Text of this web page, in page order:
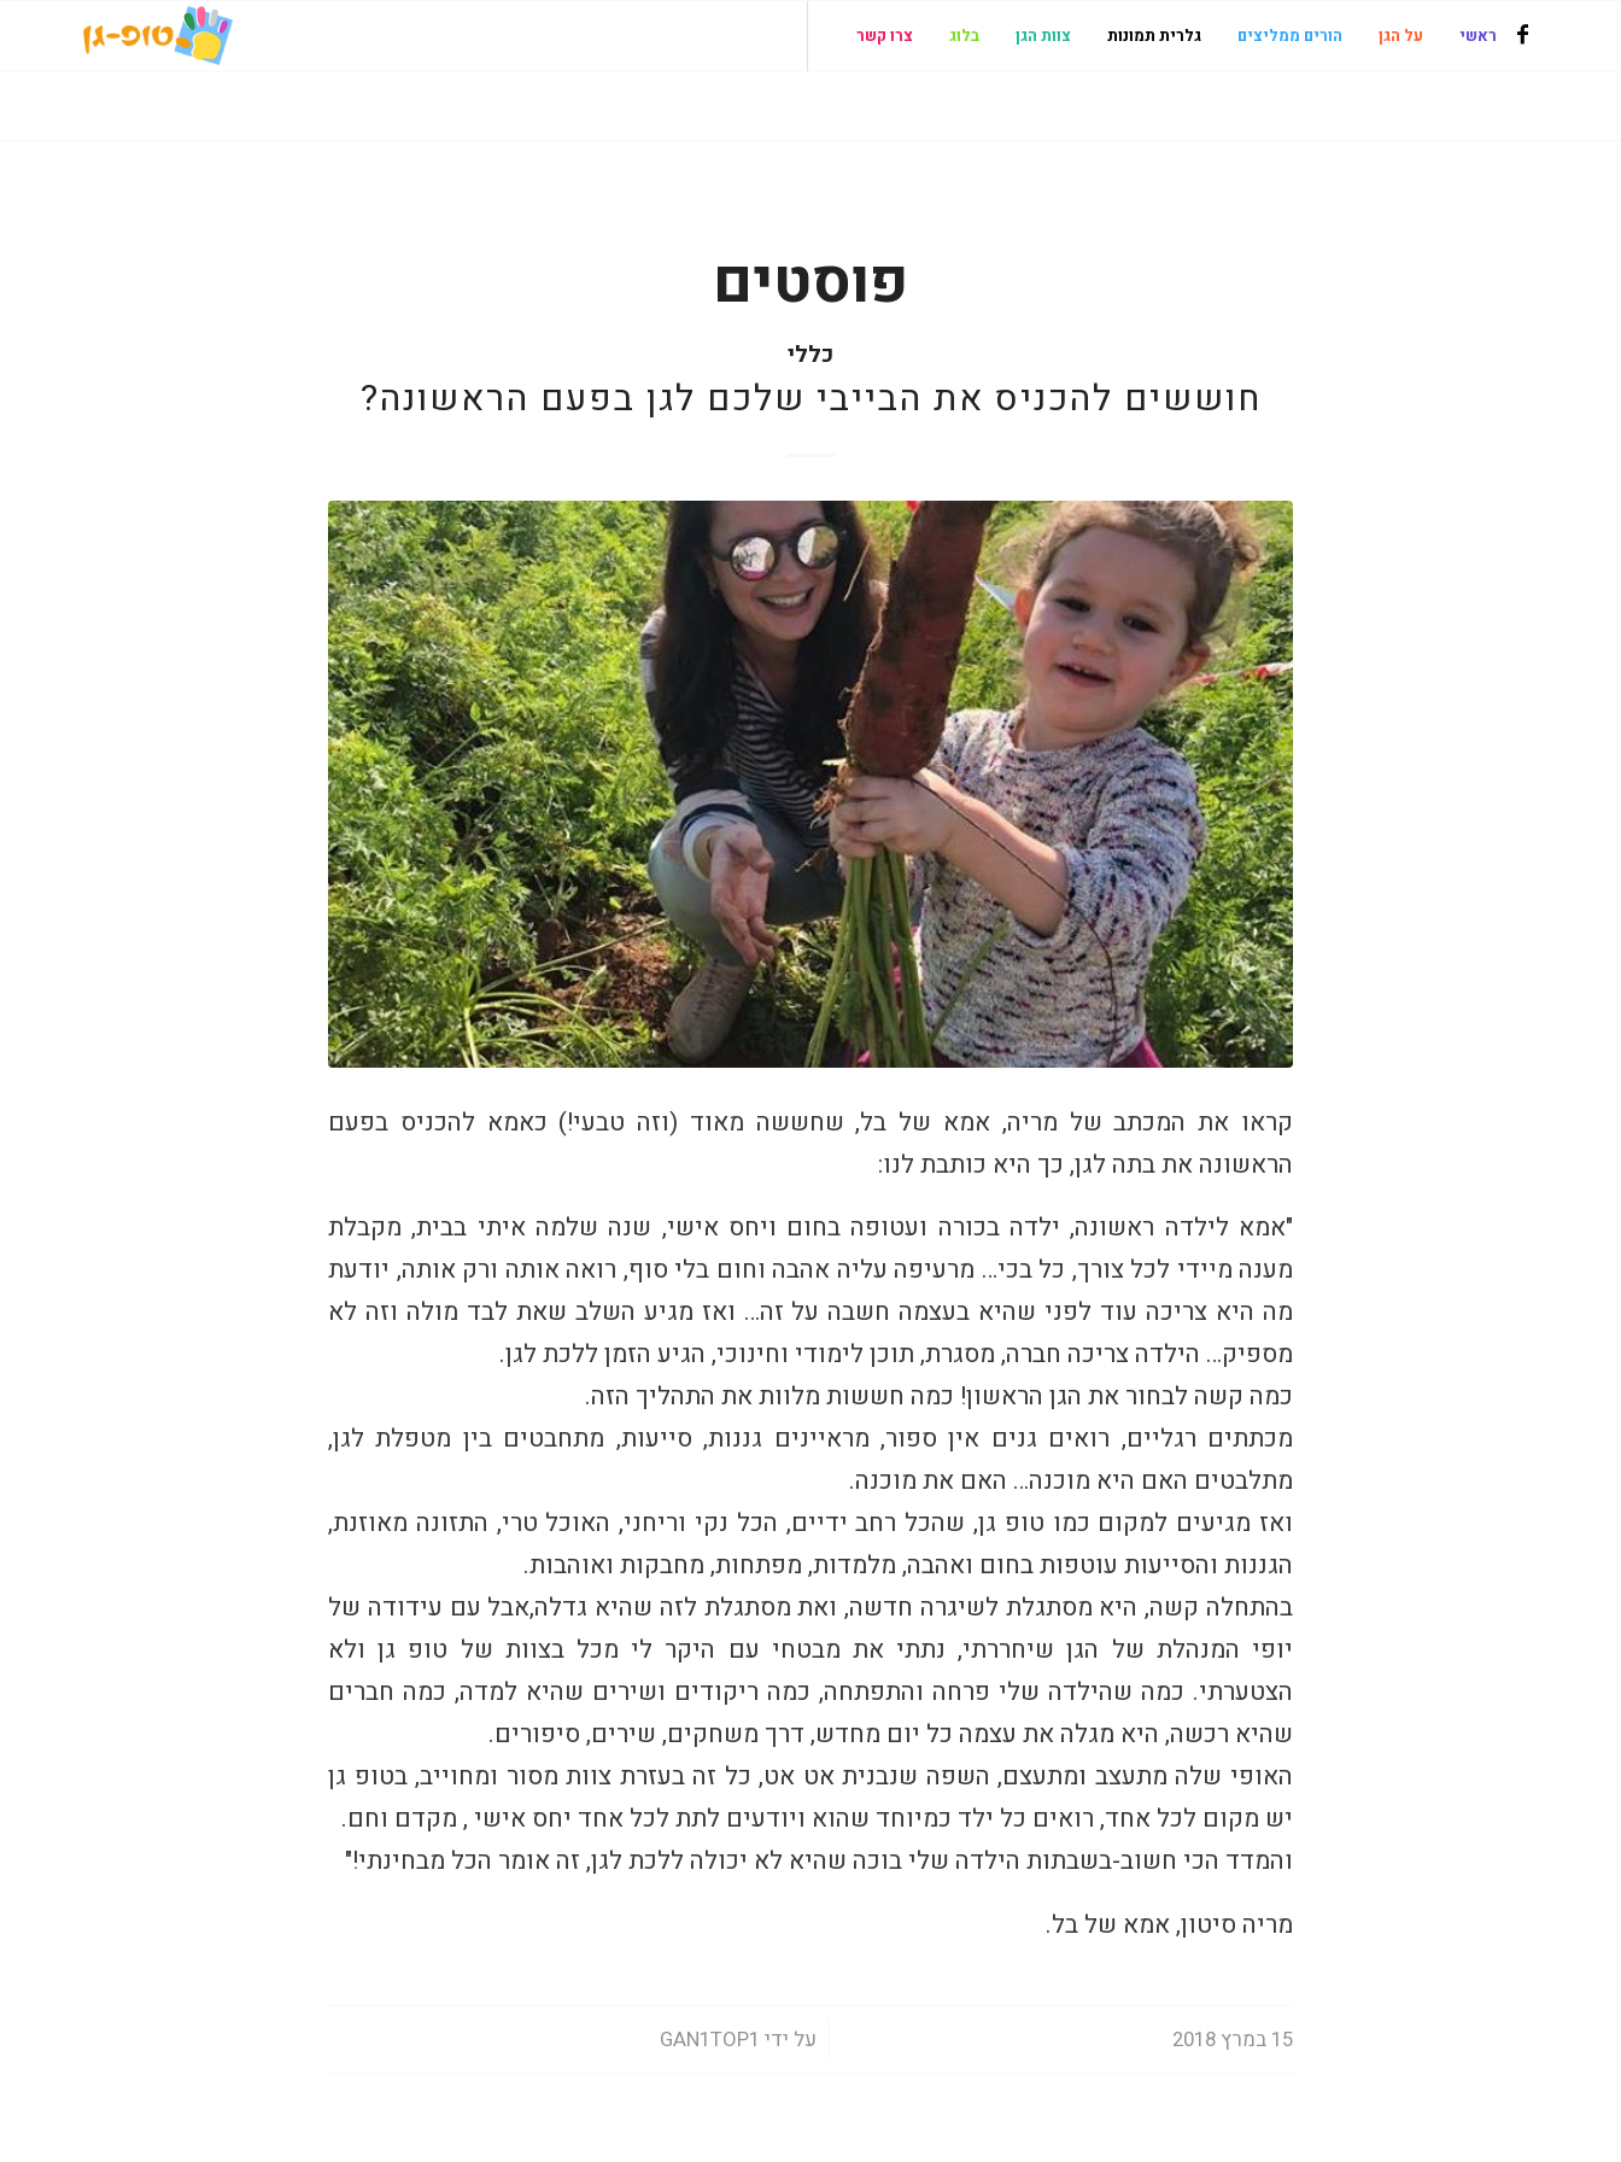
ראשי על הגן הורים ממליצים גלרית תמונות צוות הגן בלוג צרו קשר
פוסטים
כללי
חוששים להכניס את הבייבי שלכם לגן בפעם הראשונה?
קראו את המכתב של מריה, אמא של בל, שחששה מאוד (וזה טבעי!) כאמא להכניס בפעם
הראשונה את בתה לגן, כך היא כותבת לנו:
"אמא לילדה ראשונה, ילדה בכורה ועטופה בחום ויחס אישי, שנה שלמה איתי בבית, מקבלת
מענה מיידי לכל צורך, כל בכי… מרעיפה עליה אהבה וחום בלי סוף, רואה אותה ורק אותה, יודעת
מה היא צריכה עוד לפני שהיא בעצמה חשבה על זה… ואז מגיע השלב שאת לבד מולה וזה לא
מספיק… הילדה צריכה חברה, מסגרת, תוכן לימודי וחינוכי, הגיע הזמןללכת לגן.
כמה קשה לבחור את הגן הראשון! כמה חששות מלוות את התהליך הזה.
מכתתים רגליים, רואים גנים אין ספור, מראיינים גננות, סייעות, מתחבטים בין מטפלת לגן,
מתלבטים האם היא מוכנה… האם את מוכנה.
ואז מגיעים למקום כמו טופ גן, שהכל רחב ידיים, הכל נקי וריחני, האוכל טרי, התזונה מאוזנת,
הגננות והסייעות עוטפות בחום ואהבה, מלמדות, מפתחות, מחבקות ואוהבות.
בהתחלה קשה, היא מסתגלת לשיגרה חדשה, ואת מסתגלת לזה שהיא גדלה,אבל עם עידודה של
יופי המנהלת של הגן שיחררתי, נתתי את מבטחי עם היקר לי מכל בצוות של טופ גן ולא
הצטערתי. כמה שהילדה שלי פרחה והתפתחה, כמה ריקודים ושירים שהיא למדה, כמה חברים
שהיא רכשה, היא מגלה את עצמה כל יום מחדש, דרך משחקים, שירים, סיפורים.
האופי שלה מתעצב ומתעצם, השפה שנבנית אט אט, כל זה בעזרת צוות מסור ומחוייב, בטופ גן
יש מקום לכל אחד, רואים כל ילד כמיוחד שהוא ויודעים לתת לכל אחד יחס אישי , מקדם וחם.
והמדד הכי חשוב-בשבתות הילדה שלי בוכה שהיא לא יכולה ללכת לגן, זה אומר הכל מבחינתי!"
מריה סיטון, אמא של בל.
15 במרץ 2018 על ידי GAN1TOP1